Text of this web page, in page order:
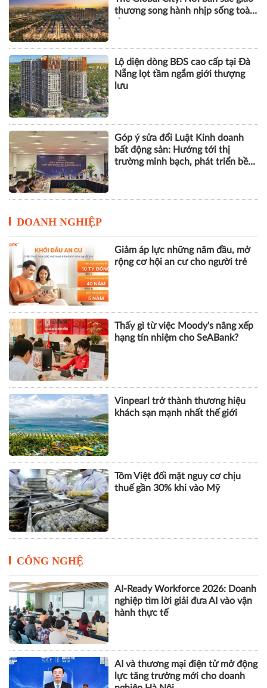
bất động sản chỉ vì giá, hãy chọn
vì "sống được"
Khu phố thương mại SOHO tại
The Global City: Nơi bản sắc giao
thương song hành nhịp sống toàn
Lộ diện dòng BĐS cao cấp tại Đà
Nẵng lọt tầm ngắm giới thượng
lưu
trường minh bạch, phát triển bền
vững
DOANH NGHIỆP
Giảm áp lực những năm đầu, mở
rộng cơ hội an cư cho người trẻ
Thấy gì từ việc Moody's nâng xếp
hạng tín nhiệm cho SeABank?
Vinpearl trở thành thương hiệu
khách sạn mạnh nhất thế giới
CÔNG NGHỆ
AI-Ready Workforce 2026: Doanh
nghiệp tìm lời giải đưa AI vào vận